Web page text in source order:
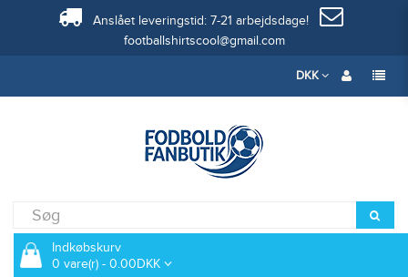
Anslået leveringstid: 7-21 arbejdsdage!
footballshirtscool@gmail.com
DKK
Indkøbskurv
0 vare(r) - 0.00DKK